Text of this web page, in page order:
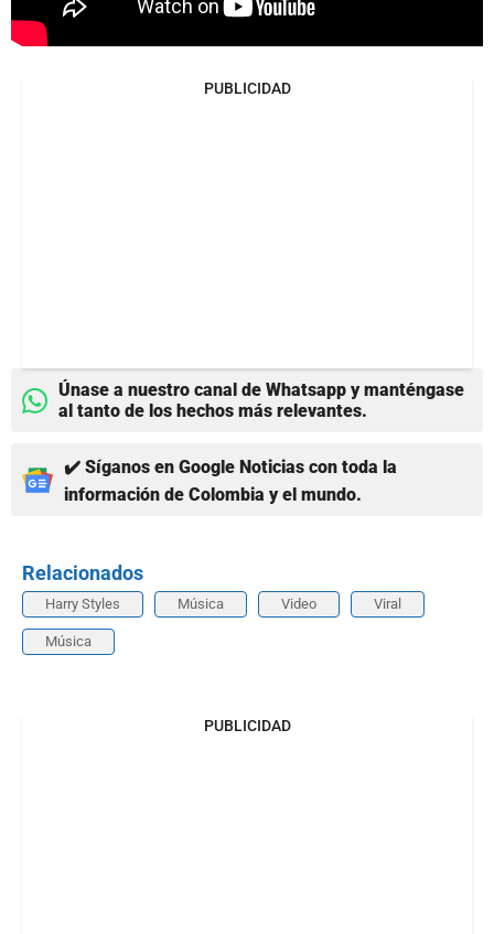
PUBLICIDAD
Únase a nuestro canal de Whatsapp y manténgase
al tanto de los hechos más relevantes.
✔️ Síganos en Google Noticias con toda la
información de Colombia y el mundo.
Relacionados
Harry Styles Música Video Viral
Música
PUBLICIDAD